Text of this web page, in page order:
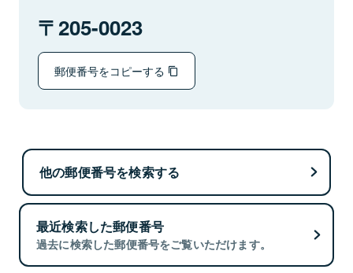
205-0023
郵便番号をコピーする
他の郵便番号を検索する
最近検索した郵便番号
過去に検索した郵便番号をご覧いただけます。